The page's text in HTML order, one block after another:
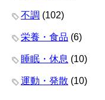
不調 (102)
栄養・食品 (6)
睡眠・休息 (10)
運動・発散 (10)